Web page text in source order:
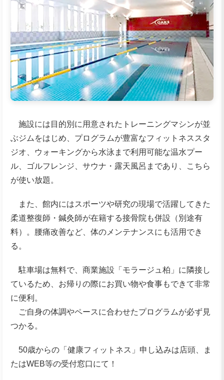
施設には目的別に用意されたトレーニングマシンが並
ぶジムをはじめ、プログラムが豊富なフィットネススタ
ジオ、ウォーキングから水泳まで利用可能な温水プー
ル、ゴルフレンジ、サウナ・露天風呂まであり、こちら
が使い放題。
また、館内にはスポーツや研究の現場で活躍してきた
柔道整復師・鍼灸師が在籍する接骨院も併設（別途有
料）。腰痛改善など、体のメンテナンスにも活用でき
る。
駐車場は無料で、商業施設「モラージュ柏」に隣接し
ているため、お帰りの際にお買い物や食事もできて非常
に便利。
ご自身の体調やペースに合わせたプログラムが必ず見
つかる。
50歳からの「健康フィットネス」申し込みは店頭、ま
たはWEB等の受付窓口にて！